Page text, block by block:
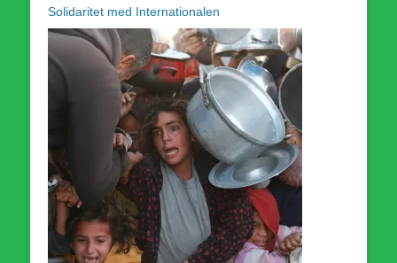
Solidaritet med Internationalen